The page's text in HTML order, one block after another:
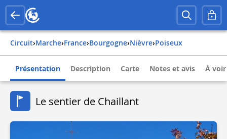
Circuit› Marche› france› bourgogne› nièvre› poiseux
Présentation Description Carte Notes et avis À
Le sentier de Chaillant